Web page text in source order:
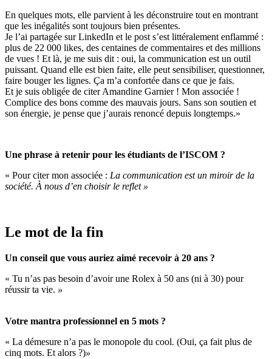
En quelques mots, elle parvient à les déconstruire tout en montrant
que les inégalités sont toujours bien présentes.
Je l’ai partagée sur LinkedIn et le post s’est littéralement enflammé :
plus de 22 000 likes, des centaines de commentaires et des millions
de vues ! Et là, je me suis dit : oui, la communication est un outil
puissant. Quand elle est bien faite, elle peut sensibiliser, questionner,
faire bouger les lignes. Ça m’a confortée dans ce que je fais.
Et je suis obligée de citer Amandine Garnier ! Mon associée !
Complice des bons comme des mauvais jours. Sans son soutien et
son énergie, je pense que j’aurais renoncé depuis longtemps.»
Une phrase à retenir pour les étudiants de l’ISCOM ?
« Pour citer mon associée : La communication est un miroir de la
société. À nous d’en choisir le reflet »
Le mot de la fin
Un conseil que vous auriez aimé recevoir à 20 ans ?
« Tu n’as pas besoin d’avoir une Rolex à 50 ans (ni à 30) pour
réussir ta vie. »
Votre mantra professionnel en 5 mots ?
« La démesure n’a pas le monopole du cool. (Oui, ça fait plus de
cinq mots. Et alors ?)»